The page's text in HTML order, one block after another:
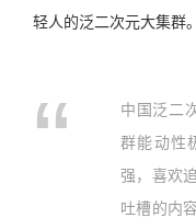
轻人的泛二次元大集群
中国泛二
群能动性
强，喜欢
吐槽的内